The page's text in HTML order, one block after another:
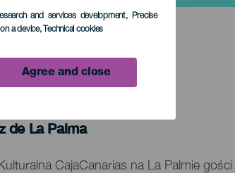
and services development, Precise
a device, Technical cookies
Agree and close
de La Palma
CajaCanarias na La Palmie